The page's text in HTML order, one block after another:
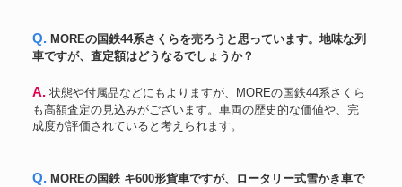
Q. MOREの国鉄44系さくらを売ろうと思っています。地味な列
車ですが、査定額はどうなるでしょうか？
A. 状態や付属品などにもよりますが、MOREの国鉄44系さくら
も高額査定の見込みがございます。車両の歴史的な価値や、完
成度が評価されていると考えられます。
Q. MOREの国鉄 キ600形貨車ですが、ロータリー式雪かき車で